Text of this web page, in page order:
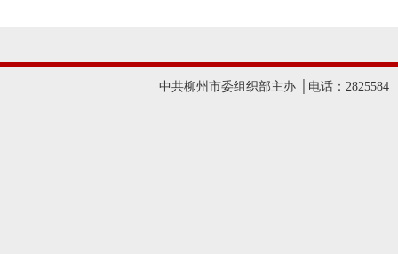
中共柳州市委组织部主办 │电话：2825584